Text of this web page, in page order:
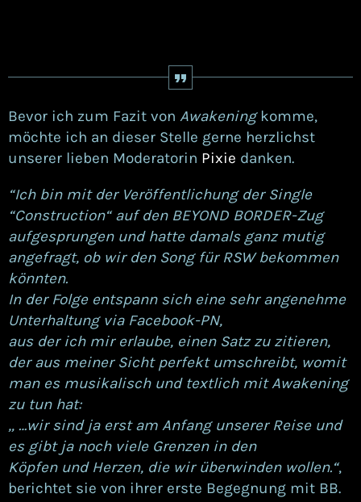
Bevor ich zum Fazit von Awakeningkomme,
möchte ich an dieser Stelle gerne herzlichst
unserer lieben Moderatorin Pixie danken.
“Ich bin mit der Veröffentlichung der Single
“Construction“ auf den BEYOND BORDER-Zug
aufgesprungen und hatte damals ganz mutig
angefragt, ob wir den Song für RSW bekommen
könnten.
In der Folge entspann sich eine sehr angenehme
Unterhaltung via Facebook-PN,
aus der ich mir erlaube, einen Satz zu zitieren,
der aus meiner Sicht perfekt umschreibt, womit
man es musikalisch und textlich mit Awakening
zu tun hat:
„ …wir sind ja erst am Anfang unserer Reise und
es gibt ja noch viele Grenzen in den
Köpfen und Herzen, die wir überwinden wollen.“,
berichtet sie von ihrer erste Begegnung mit BB.